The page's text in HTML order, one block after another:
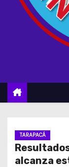
TARAPACÁ
alcanza